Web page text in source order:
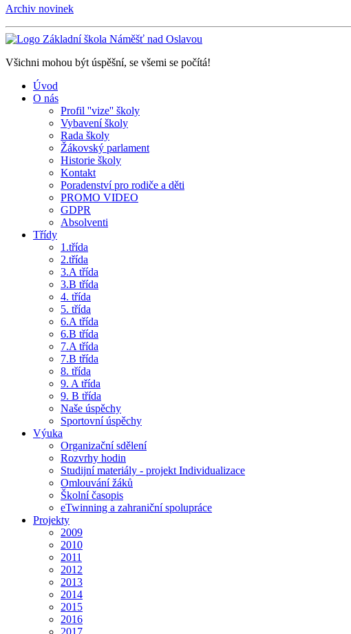
Archiv novinek
Všichni mohou být úspěšní, se všemi se počítá!
Úvod
O nás
Profil ''vize'' školy
Vybavení školy
Rada školy
Žákovský parlament
Historie školy
Kontakt
Poradenství pro rodiče a děti
PROMO VIDEO
GDPR
Absolventi
Třídy
1.třída
2.třída
3.A třída
3.B třída
4. třída
5. třída
6.A třída
6.B třída
7.A třída
7.B třída
8. třída
9. A třída
9. B třída
Naše úspěchy
Sportovní úspěchy
Výuka
Organizační sdělení
Rozvrhy hodin
Studijní materiály - projekt Individualizace
Omlouvání žáků
Školní časopis
eTwinning a zahraniční spolupráce
Projekty
2009
2010
2011
2012
2013
2014
2015
2016